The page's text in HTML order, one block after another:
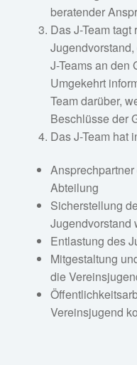
beratender
Das J-Team
J-Teams an den
Umgekehrt
Team darüber,
Beschlüsse der
Das J-Team hat
Abteilung
Sicherstellung
Jugendvorstand
Entlastung des
Mitgestaltung
die
Vereinsjugend